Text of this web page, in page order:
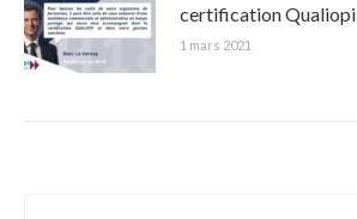
certification Qualiopi
1 mars 2021